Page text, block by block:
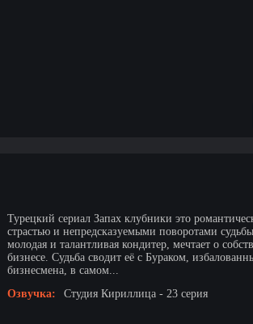
Турецкий сериал Запах клубники это
страстью и непредсказуемыми поворотами
молодая и талантливая кондитер, мечтает о
бизнесе. Судьба сводит её с Бураком,
бизнесмена, в самом...
Озвучка:
Студия Кириллица - 23 серия